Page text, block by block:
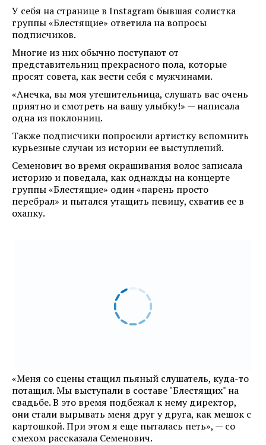
У себя на странице в Instagram бывшая солистка
группы «Блестящие» ответила на вопросы
подписчиков.
Многие из них обычно поступают от
представительниц прекрасного пола, которые
просят совета, как вести себя с мужчинами.
«Анечка, вы моя утешительница, слушать вас очень
приятно и смотреть на вашу улыбку!» — написала
одна из поклонниц.
Также подписчики попросили артистку вспомнить
курьезные случаи из истории ее выступлений.
Семенович во время окрашивания волос записала
историю и поведала, как однажды на концерте
группы «Блестящие» один «парень просто
перебрал» и пытался утащить певицу, схватив ее в
охапку.
«Меня со сцены стащил пьяный слушатель, куда-то
потащил. Мы выступали в составе "Блестящих" на
свадьбе. В это время подбежал к нему директор,
они стали вырывать меня друг у друга, как мешок с
картошкой. При этом я еще пыталась петь», — со
смехом рассказала Семенович.